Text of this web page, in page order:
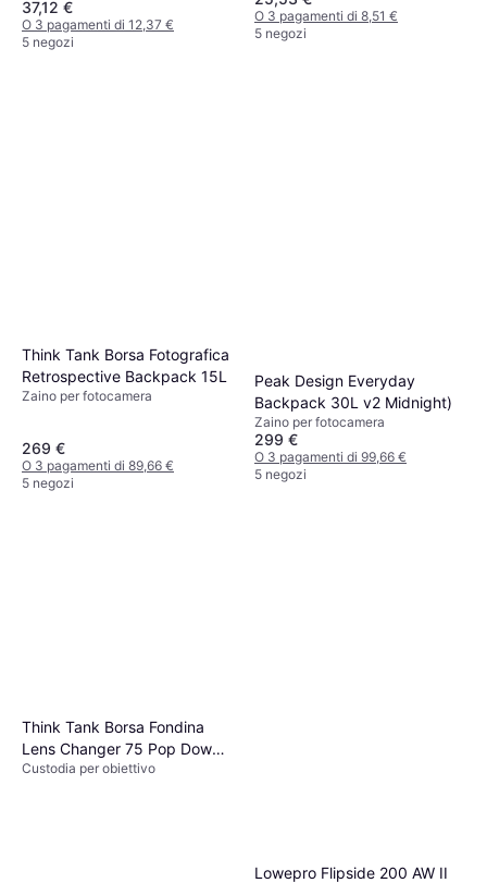
37,12 €
O 3 pagamenti di 12,37 €
5 negozi
O 3 pagamenti di 8,51 €
5 negozi
Think Tank Borsa Fotografica
Retrospective Backpack 15L
Zaino per fotocamera
269 €
O 3 pagamenti di 89,66 €
5 negozi
Peak Design Everyday
Backpack 30L v2 Midnight)
Zaino per fotocamera
299 €
O 3 pagamenti di 99,66 €
5 negozi
Think Tank Borsa Fondina
Lens Changer 75 Pop Down
V3.0
Custodia per obiettivo
Lowepro Flipside 200 AW II